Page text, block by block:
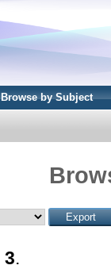
Browse by Subject
3.